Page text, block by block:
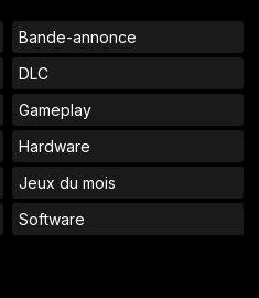
Bande-annonce
DLC
Gameplay
Hardware
Jeux du mois
Software